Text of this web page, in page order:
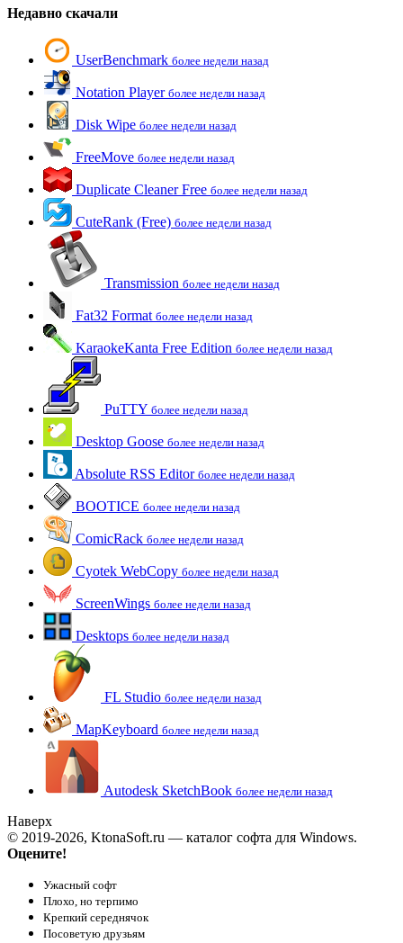
Недавно скачали
UserBenchmark более недели назад
Notation Player более недели назад
Disk Wipe более недели назад
FreeMove более недели назад
Duplicate Cleaner Free более недели назад
CuteRank (Free) более недели назад
Transmission более недели назад
Fat32 Format более недели назад
KaraokeKanta Free Edition более недели назад
PuTTY более недели назад
Desktop Goose более недели назад
Absolute RSS Editor более недели назад
BOOTICE более недели назад
ComicRack более недели назад
Cyotek WebCopy более недели назад
ScreenWings более недели назад
Desktops более недели назад
FL Studio более недели назад
MapKeyboard более недели назад
Autodesk SketchBook более недели назад
Наверх
© 2019-2026, KtonaSoft.ru — каталог софта для Windows.
Оцените!
Ужасный софт
Плохо, но терпимо
Крепкий середнячок
Посоветую друзьям